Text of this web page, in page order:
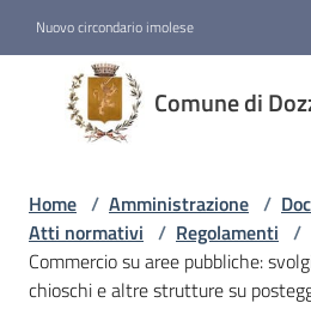
Nuovo circondario imolese
Comune di
Comune
di
Dozza
Amministrazione
Menu selezionato
Home / Amministrazione /
Atti normativi / Regolamenti /
Commercio su aree pubbliche:
chioschi e altre strutture su